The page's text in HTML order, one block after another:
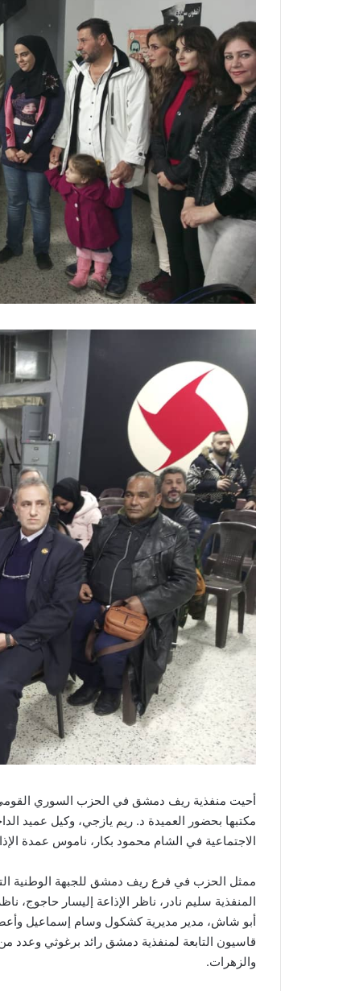
أحيت منفذية ريف دمشق في الحزب السوري القومي
مكتبها بحضور العميدة د. ريم يازجي، وكيل عميد
الاجتماعية في الشام محمود بكار، ناموس عمدة
ممثل الحزب في فرع ريف دمشق للجبهة الوطنية
المنفذية سليم نادر، ناظر الإذاعة إليسار حاجوج،
أبو شاش، مدير مديرية كشكول وسام إسماعيل وأعضاء
قاسيون التابعة لمنفذية دمشق رائد برغوثي وعدد
والزهرات.